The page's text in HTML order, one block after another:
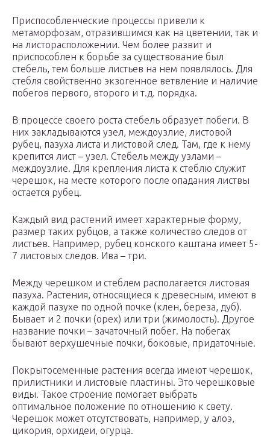
Приспособленческие процессы привели к
метаморфозам, отразившимся как на цветении, так и
на листорасположении. Чем более развит и
приспособлен к борьбе за существование был
стебель, тем больше листьев на нем появлялось. Для
стебля свойственно экзогенное ветвление и наличие
побегов первого, второго и т.д. порядка.
В процессе своего роста стебель образует побеги. В
них закладываются узел, междоузлие, листовой
рубец, пазуха листа и листовой след. Там, где к нему
крепится лист – узел. Стебель между узлами –
междоузлие. Для крепления листа к стеблю служит
черешок, на месте которого после опадания листвы
остается рубец.
Каждый вид растений имеет характерные форму,
размер таких рубцов, а также количество следов от
листьев. Например, рубец конского каштана имеет 5-
7 листовых следов. Ива – три.
Между черешком и стеблем располагается листовая
пазуха. Растения, относящиеся к древесным, имеют в
каждой пазухе по одной почке (клен, береза, дуб).
Бывает и 2 почки (орех) или три (жимолость). Другое
название почки – зачаточный побег. На побегах
бывают верхушечные почки, боковые, придаточные.
Покрытосеменные растения всегда имеют черешок,
прилистники и листовые пластины. Это черешковые
виды. Такое строение помогает выбрать
оптимальное положение по отношению к свету.
Черешок может отсутствовать, например, у алоэ,
цикория, орхидеи, огурца.